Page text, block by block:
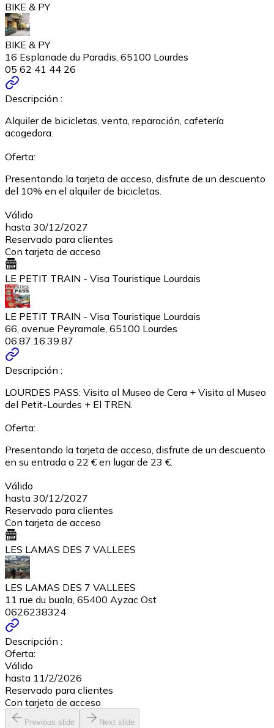
BIKE & PY
BIKE & PY
16 Esplanade du Paradis, 65100 Lourdes
05 62 41 44 26
Descripción :
Alquiler de bicicletas, venta, reparación, cafetería
acogedora.
Oferta:
Presentando la tarjeta de acceso, disfrute de un descuento
del 10% en el alquiler de bicicletas.
Válido
hasta 30/12/2027
Reservado para clientes
Con tarjeta de acceso
LE PETIT TRAIN - Visa Touristique Lourdais
LE PETIT TRAIN - Visa Touristique Lourdais
66, avenue Peyramale, 65100 Lourdes
06.87.16.39.87
Descripción :
LOURDES PASS: Visita al Museo de Cera + Visita al Museo
del Petit-Lourdes + El TREN.
Oferta:
Presentando la tarjeta de acceso, disfrute de un descuento
en su entrada a 22 € en lugar de 23 €.
Válido
hasta 30/12/2027
Reservado para clientes
Con tarjeta de acceso
LES LAMAS DES 7 VALLEES
LES LAMAS DES 7 VALLEES
11 rue du buala, 65400 Ayzac Ost
0626238324
Descripción :
Oferta:
Válido
hasta 11/2/2026
Reservado para clientes
Con tarjeta de acceso
Previous slide Next slide